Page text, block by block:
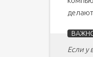
Если у